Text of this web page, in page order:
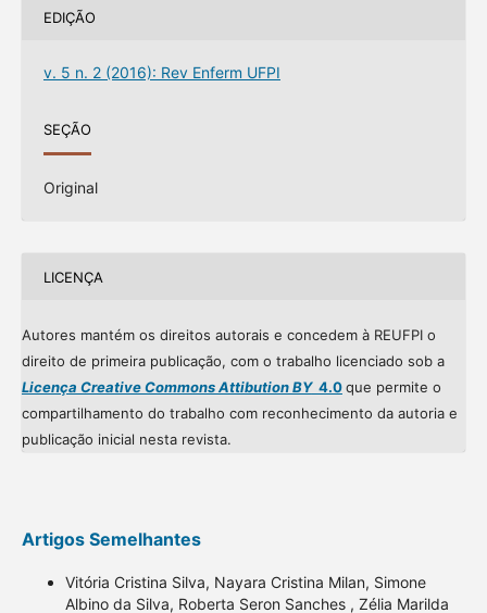
EDIÇÃO
v. 5 n. 2 (2016): Rev Enferm UFPI
SEÇÃO
Original
LICENÇA
Autores mantém os direitos autorais e concedem à REUFPI o
direito de primeira publicação, com o trabalho licenciado sob a
Licença Creative Commons Attibution BY4.0que permite o
compartilhamento do trabalho com reconhecimento da autoria e
publicação inicial nesta revista.
Artigos Semelhantes
Vitória Cristina Silva, Nayara Cristina Milan, Simone
Albino da Silva, Roberta Seron Sanches , Zélia Marilda